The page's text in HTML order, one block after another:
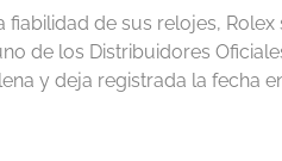
fiabilidad de sus relojes,
de los Distribuidores
y deja registrada la fecha